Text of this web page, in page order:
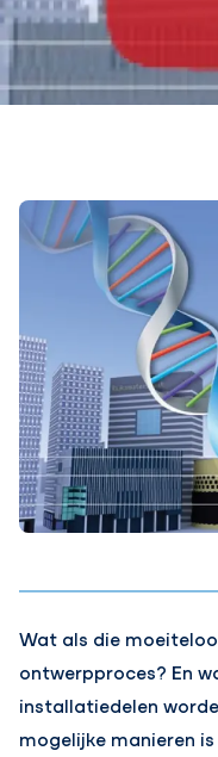
Wat als die
ontwerpproces? En
installatiedelen
mogelijke manieren